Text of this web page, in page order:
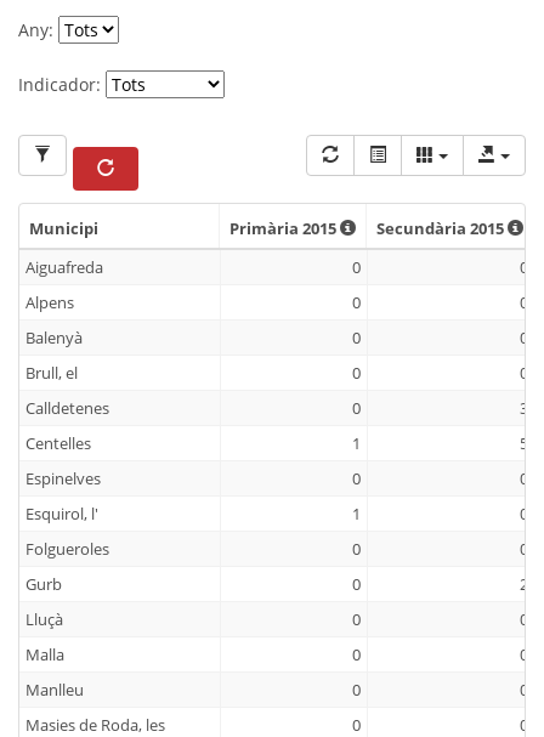
Any:
Indicador:
Municipi Primària 2015 Secundària 2015
Municipi Primària 2015
Secundària 2015
Aiguafreda
0
0
Alpens
0
0
Balenyà
0
0
Brull, el
0
0
Calldetenes
0
3
Centelles
1
5
Espinelves
0
0
Esquirol, l'
1
0
Folgueroles
0
0
Gurb
0
2
Lluçà
0
0
Malla
0
0
Manlleu
0
0
Masies de Roda, les
0
0